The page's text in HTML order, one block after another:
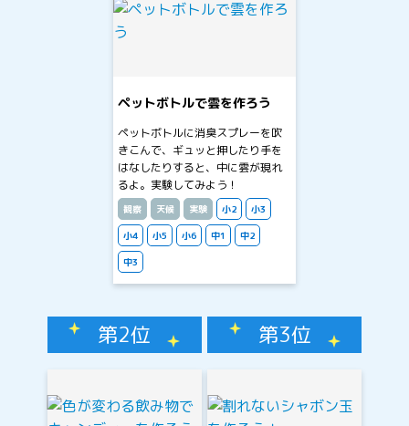
ペットボトルで雲を作ろう
ペットボトルに消臭スプレーを吹
きこんで、ギュッと押したり手を
はなしたりすると、中に雲が現れ
るよ。実験してみよう！
観察 天候 実験 小2 小3
小4 小5 小6 中1 中2
中3
第2位 第3位